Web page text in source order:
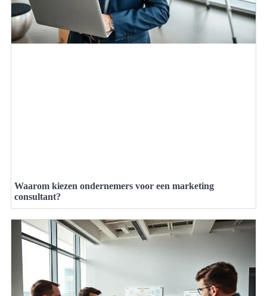
Waarom kiezen ondernemers voor een marketing
consultant?